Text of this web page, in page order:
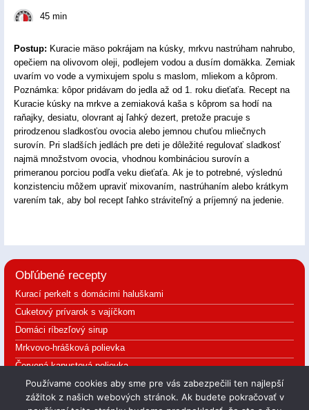
45 min
Postup: Kuracie mäso pokrájam na kúsky, mrkvu nastrúham nahrubo,
opečiem na olivovom oleji, podlejem vodou a dusím domäkka. Zemiak
uvarím vo vode a vymixujem spolu s maslom, mliekom a kôprom.
Poznámka: kôpor pridávam do jedla až od 1. roku dieťaťa. Recept na
Kuracie kúsky na mrkve a zemiaková kaša s kôprom sa hodí na
raňajky, desiatu, olovrant aj ľahký dezert, pretože pracuje s
prirodzenou sladkosťou ovocia alebo jemnou chuťou mliečnych
surovín. Pri sladších jedlách pre deti je dôležité regulovať sladkosť
najmä množstvom ovocia, vhodnou kombináciou surovín a
primeranou porciou podľa veku dieťaťa. Ak je to potrebné, výslednú
konzistenciu môžem upraviť mixovaním, nastrúhaním alebo krátkym
varením tak, aby bol recept ľahko stráviteľný a príjemný na jedenie.
Obľúbené recepty
Kurací perkelt s domácimi haluškami
Cuketový prívarok s vajíčkom
Domáci ríbezľový sirup
Mrkvovo-hrášková polievka
Červená kapustová polievka
Používame cookies aby sme pre vás zabezpečili ten najlepší
zážitok z našich webových stránok. Ak budete pokračovať v